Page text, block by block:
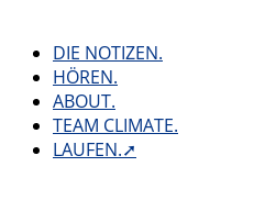
contentDIE NOTIZEN.
HÖREN.
ABOUT.
TEAM CLIMATE.
LAUFEN.➚